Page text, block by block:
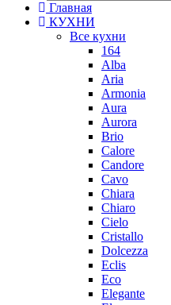
Главная
КУХНИ
Все кухни
164
Alba
Aria
Armonia
Aura
Aurora
Brio
Calore
Candore
Cavo
Chiara
Chiaro
Cielo
Cristallo
Dolcezza
Eclis
Eco
Elegante